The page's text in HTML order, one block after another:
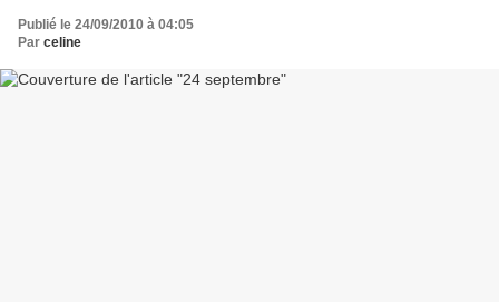
Publié le 24/09/2010 à 04:05
Par celine